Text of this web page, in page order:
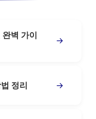
벽 가이
→
정리 →